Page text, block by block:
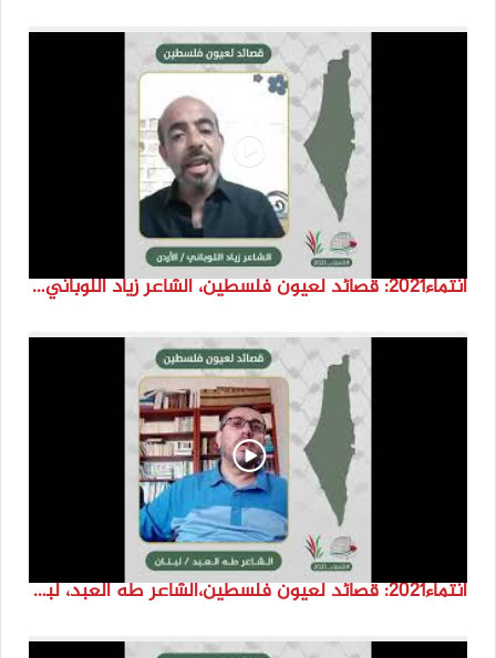
انتماء2021: قصائد لعيون فلسطين، الشاعر زياد اللوباني، الاردن
انتماء2021: قصائد لعيون فلسطين،الشاعر طه العبد، لبنان